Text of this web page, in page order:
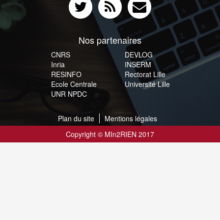
Nos partenaires
CNRS
DEVLOG
Inria
INSERM
RESINFO
Rectorat Lille
Ecole Centrale
Université Lille
UNR NPDC
Plan du site
Mentions légales
Copyright © MIn2RIEN 2017